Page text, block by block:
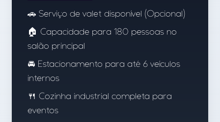
🚗 Serviço de valet disponível (Opcional)
🏠 Capacidade para 180 pessoas no
salão principal
🚘 Estacionamento para até 6 veículos
internos
🍴 Cozinha industrial completa para
eventos